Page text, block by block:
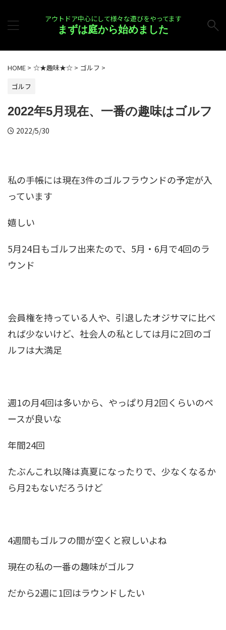
アウトドア中心にして様々な遊びをやってます
まずは庭から始めました
HOME > ☆★趣味★☆ > ゴルフ >
ゴルフ
2022年5月現在、一番の趣味はゴルフ
2022/5/30
私の手帳には現在3件のゴルフラウンドの予定が入
っています
嬉しい
5月24日もゴルフ出来たので、5月・6月で4回のラ
ウンド
会員権を持っている人や、引退したオジサマに比べ
れば少ないけど、社会人の私としては月に2回のゴ
ルフは大満足
週1の月4回は多いから、やっぱり月2回くらいのペ
ースが良いな
年間24回
たぶんこれ以降は真夏になったりで、少なくなるか
ら月2もないだろうけど
4週間もゴルフの間が空くと寂しいよね
現在の私の一番の趣味がゴルフ
だから2週に1回はラウンドしたい